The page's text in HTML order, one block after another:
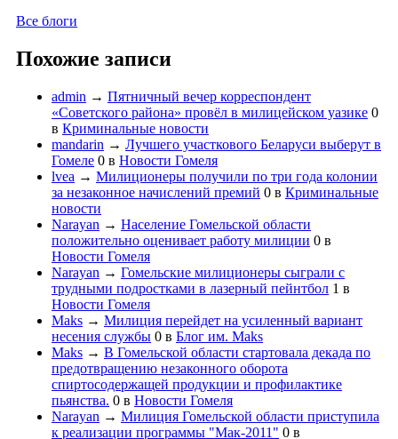
Все блоги
Похожие записи
admin → Пятничный вечер корреспондент
«Советского района» провёл в милицейском уазике 0
в Криминальные новости
mandarin → Лучшего участкового Беларуси выберут в
Гомеле 0 в Новости Гомеля
lvea → Милиционеры получили по три года колонии
за незаконное начислений премий 0 в Криминальные
новости
Narayan → Население Гомельской области
положительно оценивает работу милиции 0 в
Новости Гомеля
Narayan → Гомельские милиционеры сыграли с
трудными подростками в лазерный пейнтбол 1 в
Новости Гомеля
Maks → Милиция перейдет на усиленный вариант
несения службы 0 в Блог им. Maks
Maks → В Гомельской области стартовала декада по
предотвращению незаконного оборота
спиртосодержащей продукции и профилактике
пьянства. 0 в Новости Гомеля
Narayan → Милиция Гомельской области приступила
к реализации программы "Мак-2011" 0 в